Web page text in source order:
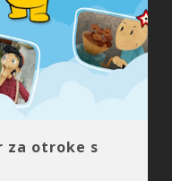
za otroke s